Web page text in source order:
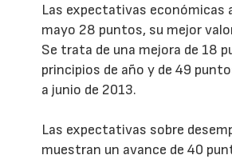
Las expectativas económicas
mayo 28 puntos, su mejor
Se trata de una mejora de 18
principios de año y de 49
a junio de 2013.
Las expectativas sobre
muestran un avance de 40